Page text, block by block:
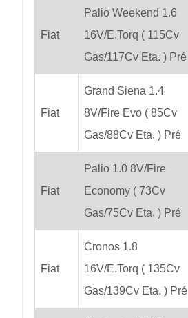
Fiat
Palio Weekend 1.6
16V/E.Torq ( 115Cv
Gas/117Cv Eta. ) Pré
Fiat
Grand Siena 1.4
8V/Fire Evo ( 85Cv
Gas/88Cv Eta. ) Pré
Fiat
Palio 1.0 8V/Fire
Economy ( 73Cv
Gas/75Cv Eta. ) Pré
Fiat
Cronos 1.8
16V/E.Torq ( 135Cv
Gas/139Cv Eta. ) Pré